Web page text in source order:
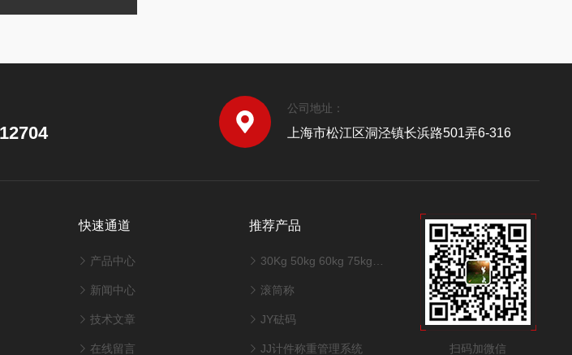
公司地址：
上海市松江区洞泾镇长浜路501弄6-316
快速通道
产品中心
新闻中心
技术文章
在线留言
推荐产品
30Kg 50kg 60kg 75kg 100kg 150kg不锈钢台秤
滚筒称
JY砝码
JJ计件称重管理系统 扫码加微信